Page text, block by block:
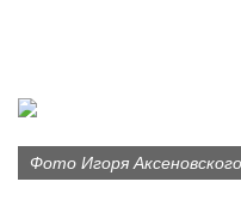
Фото Игоря Аксеновского